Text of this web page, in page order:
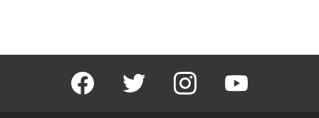
facebook twitter instagram youtube